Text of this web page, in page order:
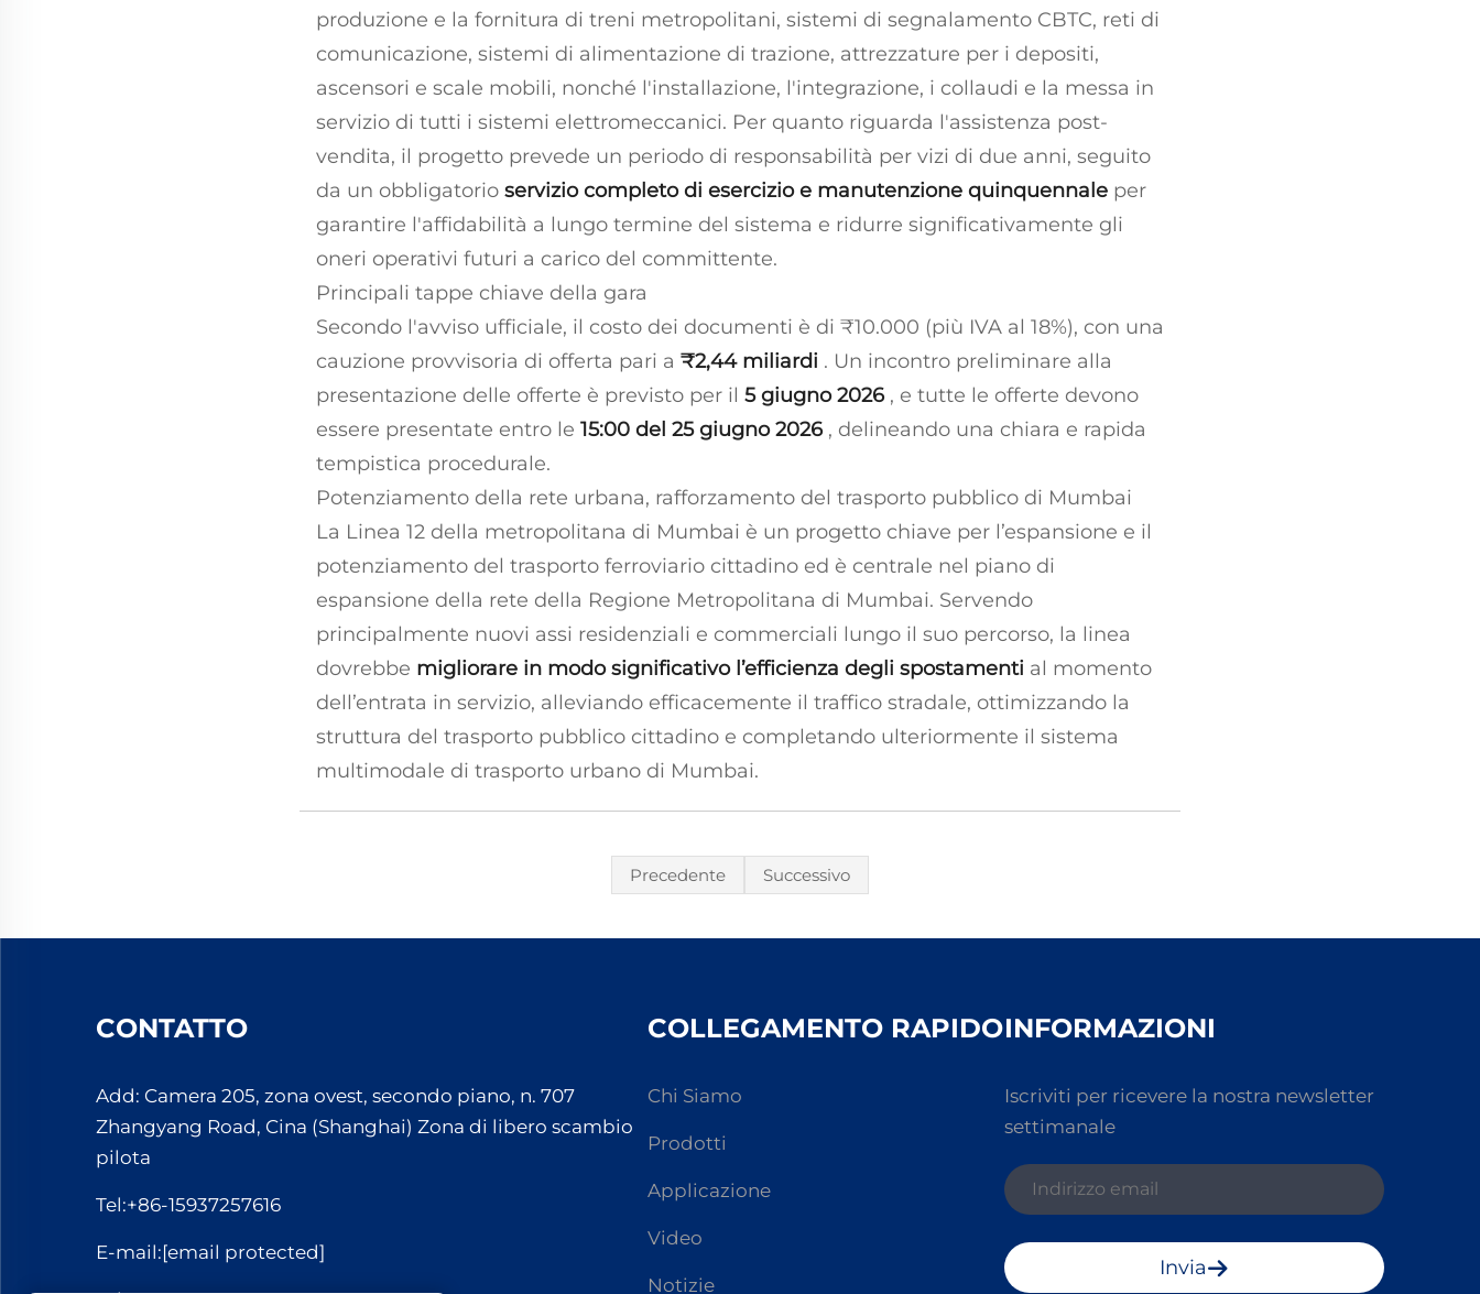
produzione e la fornitura di treni metropolitani, sistemi di segnalamento CBTC, reti di
comunicazione, sistemi di alimentazione di trazione, attrezzature per i depositi,
ascensori e scale mobili, nonché l'installazione, l'integrazione, i collaudi e la messa in
servizio di tutti i sistemi elettromeccanici. Per quanto riguarda l'assistenza post-
vendita, il progetto prevede un periodo di responsabilità per vizi di due anni, seguito
da un obbligatorio servizio completo di esercizio e manutenzione quinquennale per
garantire l'affidabilità a lungo termine del sistema e ridurre significativamente gli
oneri operativi futuri a carico del committente.
Principali tappe chiave della gara
Secondo l'avviso ufficiale, il costo dei documenti è di ₹10.000 (più IVA al 18%), con una
cauzione provvisoria di offerta pari a ₹2,44 miliardi . Un incontro preliminare alla
presentazione delle offerte è previsto per il 5 giugno 2026 , e tutte le offerte devono
essere presentate entro le 15:00 del 25 giugno 2026 , delineando una chiara e rapida
tempistica procedurale.
Potenziamento della rete urbana, rafforzamento del trasporto pubblico di Mumbai
La Linea 12 della metropolitana di Mumbai è un progetto chiave per l’espansione e il
potenziamento del trasporto ferroviario cittadino ed è centrale nel piano di
espansione della rete della Regione Metropolitana di Mumbai. Servendo
principalmente nuovi assi residenziali e commerciali lungo il suo percorso, la linea
dovrebbe migliorare in modo significativo l’efficienza degli spostamenti al momento
dell’entrata in servizio, alleviando efficacemente il traffico stradale, ottimizzando la
struttura del trasporto pubblico cittadino e completando ulteriormente il sistema
multimodale di trasporto urbano di Mumbai.
Precedente Successivo
CONTATTO
Add: Camera 205, zona ovest, secondo piano, n. 707
Zhangyang Road, Cina (Shanghai) Zona di libero scambio
pilota
Tel:+86-15937257616
E-mail:[email protected]
COLLEGAMENTO RAPIDO
Chi Siamo
Prodotti
Applicazione
Video
Notizie
INFORMAZIONI
Iscriviti per ricevere la nostra newsletter
settimanale
Invia